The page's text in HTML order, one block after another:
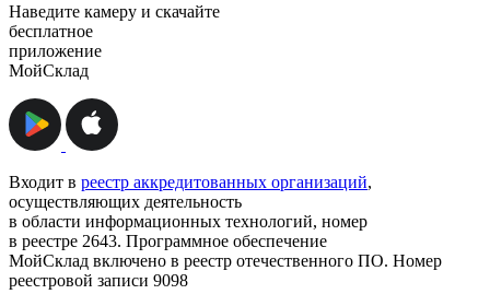
Наведите камеру и скачайте
бесплатное
приложение
МойСклад
Входит в реестр аккредитованных организаций,
осуществляющих деятельность
в области информационных технологий, номер
в реестре 2643. Программное обеспечение
МойСклад включено в реестр отечественного ПО. Номер
реестровой записи 9098